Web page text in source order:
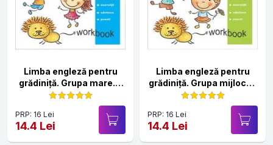
Limba engleză pentru
grădiniţă. Grupa mare. 5
– 6 ani. Workbook
PRP: 16 Lei
14.4 Lei
Limba engleză pentru
grădiniţă. Grupa mijlocie.
4 – 5 ani. Workbook
PRP: 16 Lei
14.4 Lei